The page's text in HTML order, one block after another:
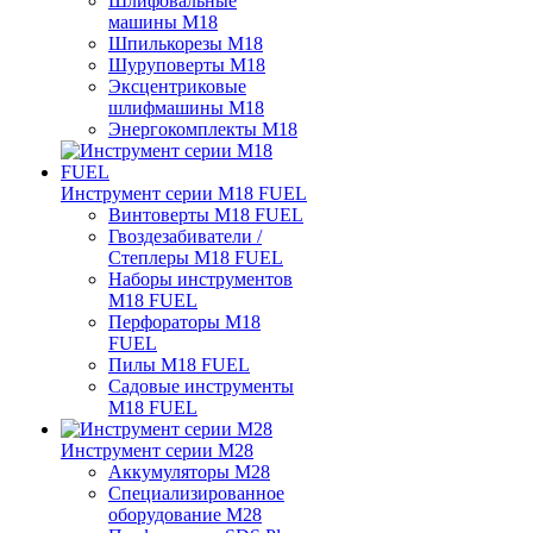
машины M18
Шпилькорезы M18
Шуруповерты M18
Эксцентриковые
шлифмашины M18
Энергокомплекты M18
Инструмент серии M18 FUEL
Винтоверты M18 FUEL
Гвоздезабиватели /
Степлеры M18 FUEL
Наборы инструментов
M18 FUEL
Перфораторы M18
FUEL
Пилы M18 FUEL
Садовые инструменты
M18 FUEL
Инструмент серии M28
Аккумуляторы M28
Специализированное
оборудование M28